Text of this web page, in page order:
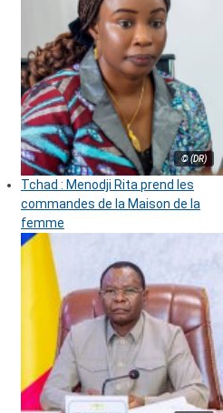
© (DR)
Tchad : Menodji Rita prend les
commandes de la Maison de la
femme